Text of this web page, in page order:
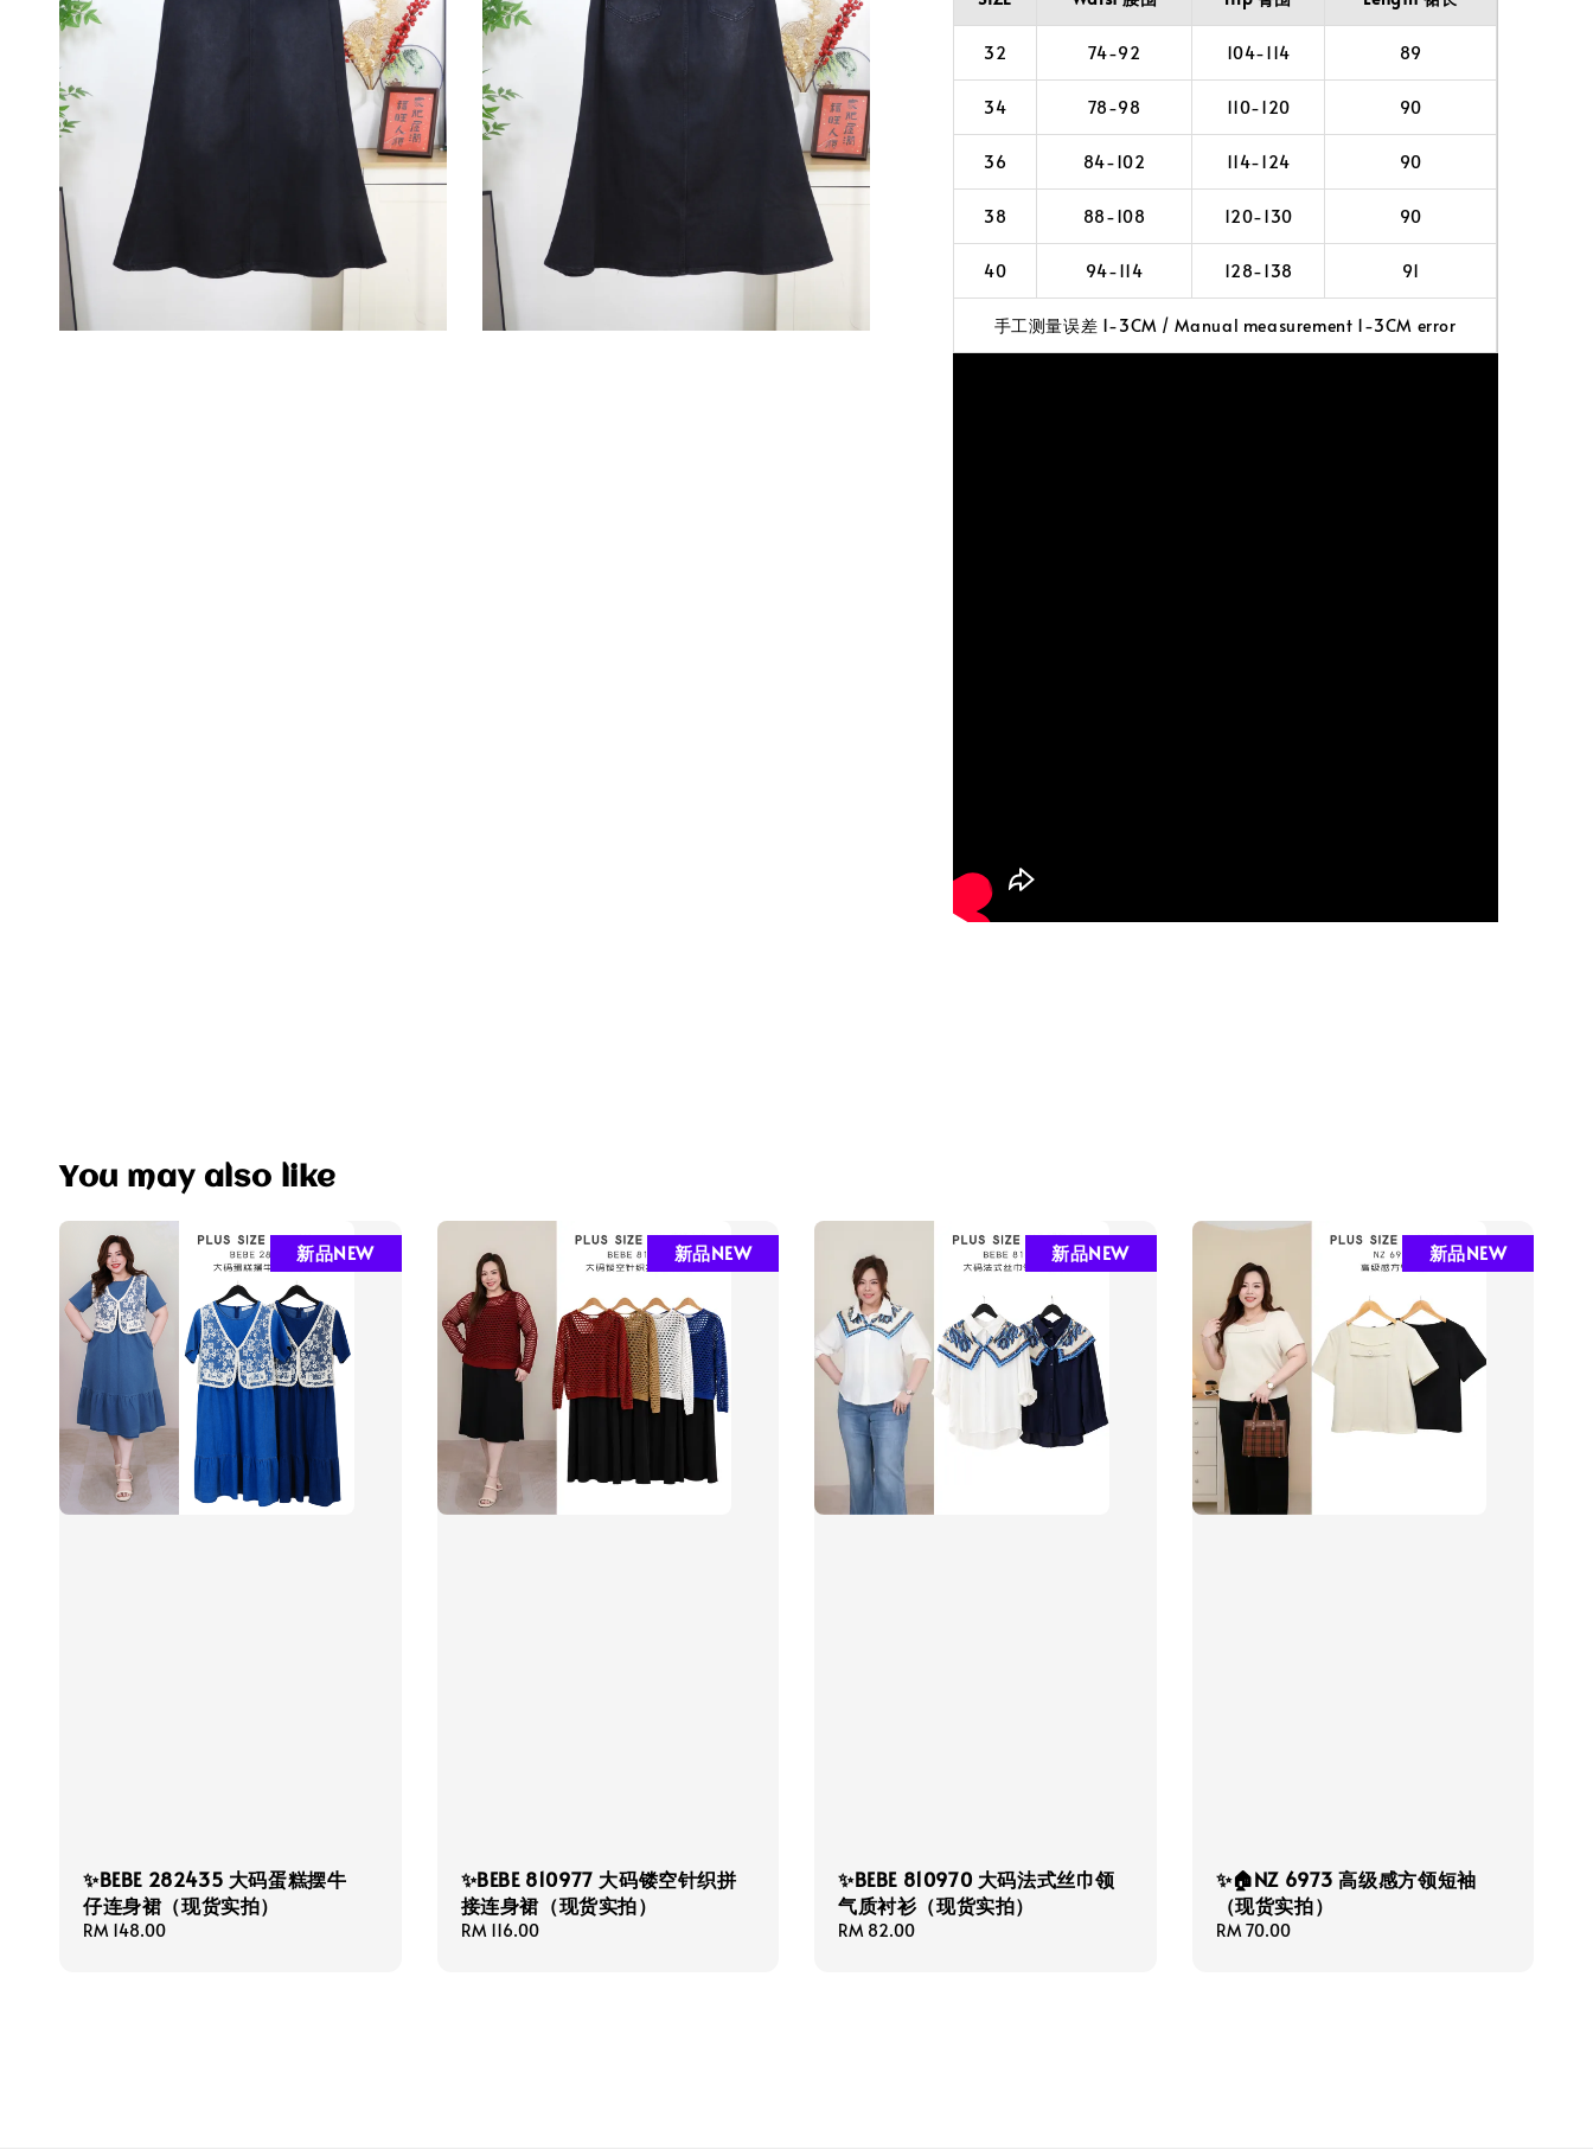
32 74-92 104-114 89
34 78-98 110-120 90
36 84-102 114-124 90
38 88-108 120-130 90
40 94-114 128-138 91
手工测量误差 1-3CM / Manual measurement 1-3CM error
You may also like
新品NEW
✨BEBE 282435 大码蛋糕摆牛
仔连身裙（现货实拍）
Regular
RM 148.00
新品NEW
✨BEBE 810977 大码镂空针织拼
接连身裙（现货实拍）
Regular
RM 116.00
新品NEW
✨BEBE 810970 大码法式丝巾领
气质衬衫（现货实拍）
Regular
RM 82.00
新品NEW
✨🏠NZ 6973 高级感方领短袖
（现货实拍）
Regular
RM 70.00